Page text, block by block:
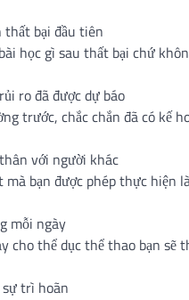
thất bại đầu tiên
học gì sau thất bại chứ
ro đã được dự báo
trước, chắc chắn đã có kế
với người khác
mà bạn được phép thực hiện
mỗi ngày
cho thể dục thể thao bạn sẽ
trì hoãn